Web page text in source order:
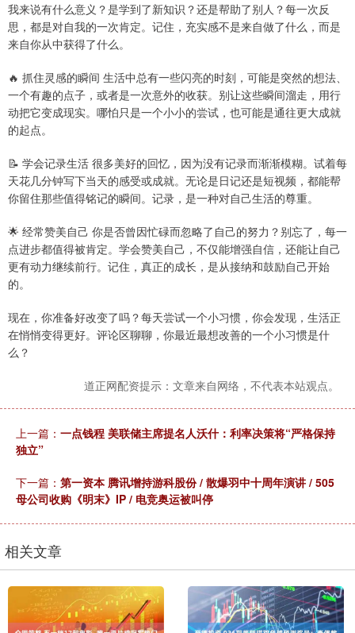
我来说有什么意义？是学到了新知识？还是帮助了别人？每一次反
思，都是对自我的一次肯定。记住，充实感不是来自做了什么，而是
来自你从中获得了什么。
🔥 抓住灵感的瞬间 生活中总有一些闪亮的时刻，可能是突然的想法、
一个有趣的点子，或者是一次意外的收获。别让这些瞬间溜走，用行
动把它变成现实。哪怕只是一个小小的尝试，也可能是通往更大成就
的起点。
📝 学会记录生活 很多美好的回忆，因为没有记录而渐渐模糊。试着每
天花几分钟写下当天的感受或成就。无论是日记还是短视频，都能帮
你留住那些值得铭记的瞬间。记录，是一种对自己生活的尊重。
🌟 经常赞美自己 你是否曾因忙碌而忽略了自己的努力？别忘了，每一
点进步都值得被肯定。学会赞美自己，不仅能增强自信，还能让自己
更有动力继续前行。记住，真正的成长，是从接纳和鼓励自己开始
的。
现在，你准备好改变了吗？每天尝试一个小习惯，你会发现，生活正
在悄悄变得更好。评论区聊聊，你最近最想改善的一个小习惯是什
么？
道正网配资提示：文章来自网络，不代表本站观点。
上一篇： 一点钱程 美联储主席提名人沃什：利率决策将“严格保持
独立”
下一篇： 第一资本 腾讯增持游科股份 / 散爆羽中十周年演讲 / 505
母公司收购《明末》IP / 电竞奥运被叫停
相关文章